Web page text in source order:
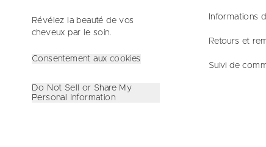
Révélez la beauté de vos
cheveux par le soin.
Consentement aux cookies
Do Not Sell or Share My
Personal Information
Informations
Retours et
Suivi de